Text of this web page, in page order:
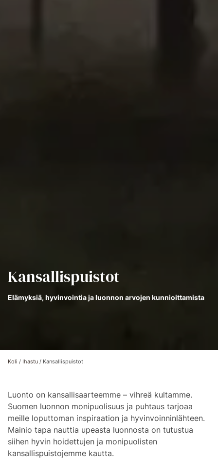
Kansallispuistot
Elämyksiä, hyvinvointia ja luonnon arvojen kunnioittamista
Koli / Ihastu / Kansallispuistot
Luonto on kansallisaarteemme – vihreä kultamme.
Suomen luonnon monipuolisuus ja puhtaus tarjoaa
meille loputtoman inspiraation ja hyvinvoinninlähteen.
Mainio tapa nauttia upeasta luonnosta on tutustua
siihen hyvin hoidettujen ja monipuolisten
kansallispuistojemme kautta.